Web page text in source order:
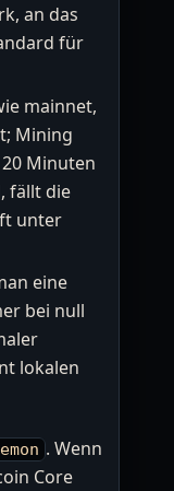
an das
für
mainnet,
Mining
Minuten
fällt die
unter
eine
bei null
lokalen
. Wenn
Core